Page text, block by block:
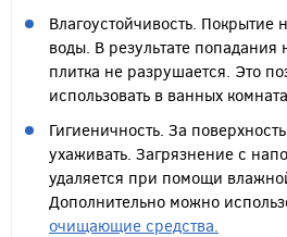
Влагоустойчивость. Покрытие
воды. В результате попадания
плитка не разрушается. Это
использовать в ванных
Гигиеничность. За
ухаживать. Загрязнение с
удаляется при помощи
Дополнительно можно
очищающие средства.